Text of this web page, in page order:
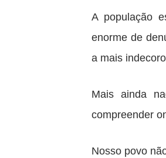
A população
enorme de
a mais
Mais ainda
compreender
Nosso povo